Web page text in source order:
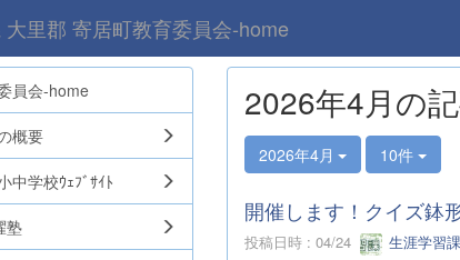
大里郡 寄居町教育委員会-home
2026年4月の
2026年4月 10件
開催します！クイズ鉢
投稿日時 : 04/24 生涯学習課
員会-home
概要
中学校ｳｪﾌﾞｻｲﾄ
塾